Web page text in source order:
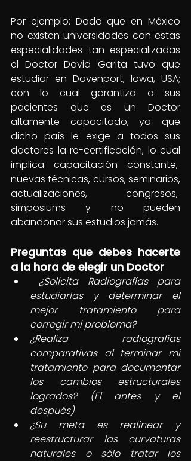
Por ejemplo: Dado que en México
no existen universidades con estas
especialidades tan especializadas
el Doctor David Garita tuvo que
estudiar en Davenport, Iowa, USA;
con lo cual garantiza a sus
pacientes que es un Doctor
altamente capacitado, ya que
dicho país le exige a todos sus
doctores la re-certificación, lo cual
implica capacitación constante,
nuevas técnicas, cursos, seminarios,
actualizaciones, congresos,
simposiums y no pueden
abandonar sus estudios jamás.
Preguntas que debes hacerte
a la hora de elegir un Doctor
¿Solicita Radiografías para
estudiarlas y determinar el
mejor tratamiento para
corregir mi problema?
¿Realiza radiografías
comparativas al terminar mi
tratamiento para documentar
los cambios estructurales
logrados? (El antes y el
después)
¿Su meta es realinear y
reestructurar las curvaturas
naturales o sólo tratar los